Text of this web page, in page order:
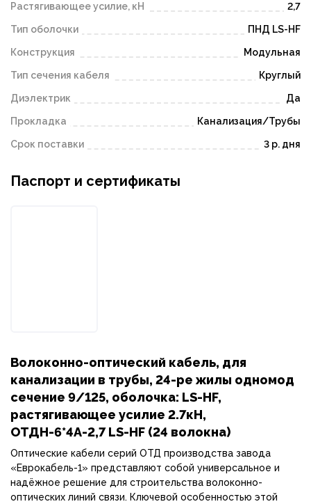
Растягивающее усилие, кН 2,7
Тип оболочки ПНД LS-HF
Конструкция Модульная
Тип сечения кабеля Круглый
Диэлектрик Да
Прокладка Канализация/Трубы
Срок поставки 3 р. дня
Паспорт и сертификаты
Волоконно-оптический кабель, для
канализации в трубы, 24-ре жилы одномод
сечение 9/125, оболочка: LS-HF,
растягивающее усилие 2.7кН,
ОТДН-6*4А-2,7 LS-HF (24 волокна)
Оптические кабели серий ОТД производства завода
«Еврокабель-1» представляют собой универсальное и
надёжное решение для строительства волоконно-
оптических линий связи. Ключевой особенностью этой